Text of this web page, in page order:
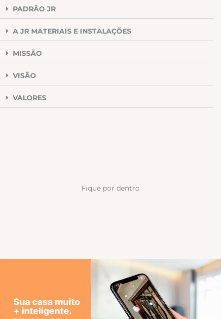
PADRÃO JR
A JR MATERIAIS E INSTALAÇÕES
MISSÃO
VISÃO
VALORES
Fique por dentro